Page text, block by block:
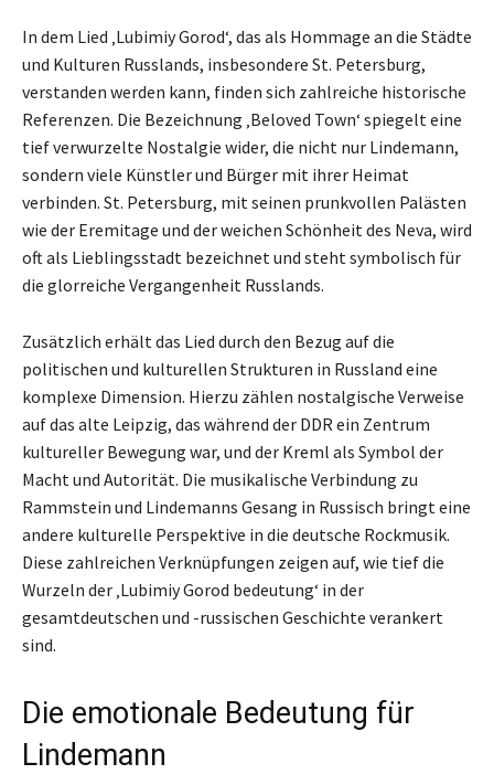
In dem Lied ‚Lubimiy Gorod‘, das als Hommage an die Städte
und Kulturen Russlands, insbesondere St. Petersburg,
verstanden werden kann, finden sich zahlreiche historische
Referenzen. Die Bezeichnung ‚Beloved Town‘ spiegelt eine
tief verwurzelte Nostalgie wider, die nicht nur Lindemann,
sondern viele Künstler und Bürger mit ihrer Heimat
verbinden. St. Petersburg, mit seinen prunkvollen Palästen
wie der Eremitage und der weichen Schönheit des Neva, wird
oft als Lieblingsstadt bezeichnet und steht symbolisch für
die glorreiche Vergangenheit Russlands.
Zusätzlich erhält das Lied durch den Bezug auf die
politischen und kulturellen Strukturen in Russland eine
komplexe Dimension. Hierzu zählen nostalgische Verweise
auf das alte Leipzig, das während der DDR ein Zentrum
kultureller Bewegung war, und der Kreml als Symbol der
Macht und Autorität. Die musikalische Verbindung zu
Rammstein und Lindemanns Gesang in Russisch bringt eine
andere kulturelle Perspektive in die deutsche Rockmusik.
Diese zahlreichen Verknüpfungen zeigen auf, wie tief die
Wurzeln der ‚Lubimiy Gorod bedeutung‘ in der
gesamtdeutschen und -russischen Geschichte verankert
sind.
Die emotionale Bedeutung für
Lindemann